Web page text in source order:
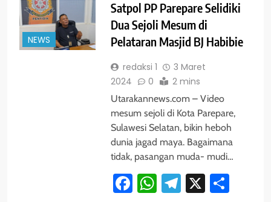
NEWS
Satpol PP Parepare Selidiki
Dua Sejoli Mesum di
Pelataran Masjid BJ Habibie
redaksi 1
3 Maret
2024
0 2 mins
Utarakannews.com – Video
mesum sejoli di Kota Parepare,
Sulawesi Selatan, bikin heboh
dunia jagad maya. Bagaimana
tidak, pasangan muda- mudi…
Facebook
WhatsApp
Telegram
X